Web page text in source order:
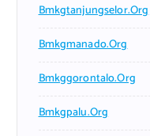
Bmkgtanjungselor.org
Bmkgmanado.org
Bmkggorontalo.org
Bmkgpalu.org